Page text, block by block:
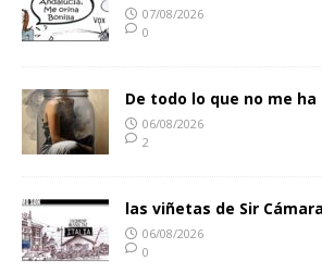
07/08/2026
0
De todo lo que no me ha
06/08/2026
2
las viñetas de Sir Cámara
06/08/2026
0